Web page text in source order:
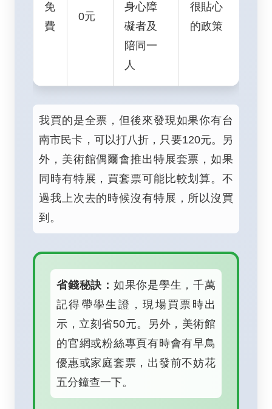
免
費
0元
身心障
礙者及
陪同一
人
很貼心
的政策
我買的是全票，但後來發現如果你有台
南市民卡，可以打八折，只要120元。另
外，美術館偶爾會推出特展套票，如果
同時有特展，買套票可能比較划算。不
過我上次去的時候沒有特展，所以沒買
到。
省錢秘訣： 如果你是學生，千萬
記得帶學生證，現場買票時出
示，立刻省50元。另外，美術館
的官網或粉絲專頁有時會有早鳥
優惠或家庭套票，出發前不妨花
五分鐘查一下。